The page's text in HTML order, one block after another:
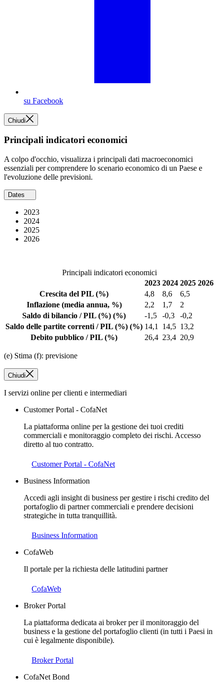
su Facebook
Chiudi
Principali indicatori economici
A colpo d'occhio, visualizza i principali dati macroeconomici
essenziali per comprendere lo scenario economico di un Paese e
l'evoluzione delle previsioni.
Dates
2023
2024
2025
2026
Principali indicatori economici
2023 2024 2025 2026
Crescita del PIL (%) 4,8 8,6
6,5
Inflazione (media annua, %) 2,2 1,7
2
Saldo di bilancio / PIL (%) (%) -1,5 -0,3
-0,2
Saldo delle partite correnti / PIL (%) (%) 14,1 14,5 13,2
Debito pubblico / PIL (%) 26,4 23,4 20,9
(e) Stima (f): previsione
Chiudi
I servizi online per clienti e intermediari
Customer Portal - CofaNet
La piattaforma online per la gestione dei tuoi crediti
commerciali e monitoraggio completo dei rischi. Accesso
diretto al tuo contratto.
Customer Portal - CofaNet
Business Information
Accedi agli insight di business per gestire i rischi credito del
portafoglio di partner commerciali e prendere decisioni
strategiche in tutta tranquillità.
Business Information
CofaWeb
Il portale per la richiesta delle latitudini partner
CofaWeb
Broker Portal
La piattaforma dedicata ai broker per il monitoraggio del
business e la gestione del portafoglio clienti (in tutti i Paesi in
cui è legalmente disponibile).
Broker Portal
CofaNet Bond